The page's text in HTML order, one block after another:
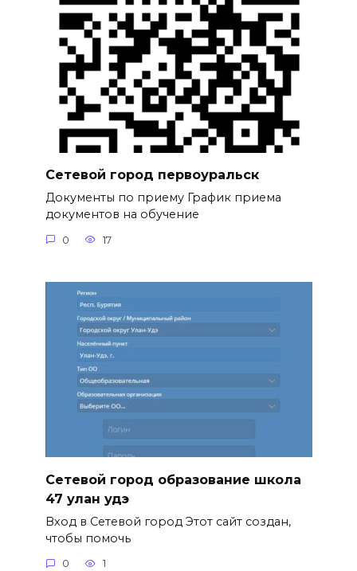
Сетевой город первоуральск
Документы по приему График приема
документов на обучение
0 17
Сетевой город образование школа
47 улан удэ
Вход в Сетевой город Этот сайт создан,
чтобы помочь
0 1